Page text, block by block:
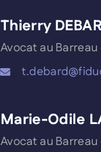
Thierry
Avocat au Barreau
Marie-Odile
Avocat au Barreau